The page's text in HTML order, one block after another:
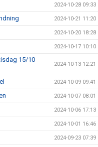
2024-10-28 09:33
2024-10-21 11:20
2024-10-20 18:28
2024-10-17 10:10
15/10
2024-10-13 12:21
2024-10-09 09:41
2024-10-07 08:01
2024-10-06 17:13
2024-10-01 16:46
2024-09-23 07:39